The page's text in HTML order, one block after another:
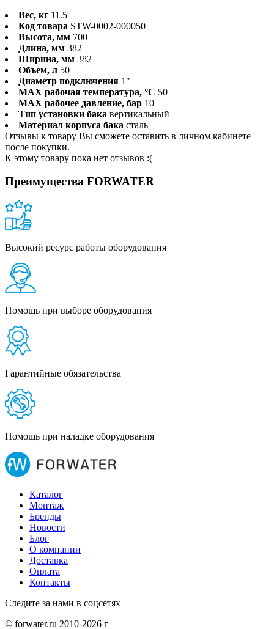
Вес, кг 11.5
Код товара STW-0002-000050
Высота, мм 700
Длина, мм 382
Ширина, мм 382
Объем, л 50
Диаметр подключения 1"
MAX рабочая температура, °C 50
MAX рабочее давление, бар 10
Тип установки бака вертикальный
Материал корпуса бака сталь
Отзывы к товару Вы сможете оставить в личном кабинете
после покупки.
К этому товару пока нет отзывов :(
Преимущества FORWATER
Высокий ресурс работы оборудования
Помощь при выборе оборудования
Гарантийные обязательства
Помощь при наладке оборудования
Каталог
Монтаж
Бренды
Новости
Блог
О компании
Доставка
Оплата
Контакты
Следите за нами в соцсетях
© forwater.ru 2010-2026 г